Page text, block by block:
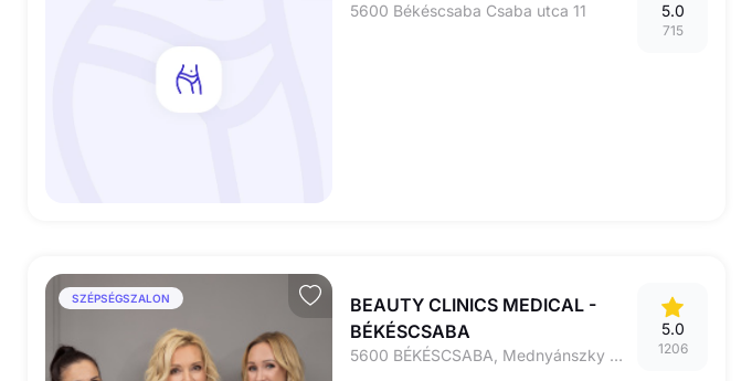
5600 Békéscsaba Csaba utca 11 5.0
715
SZÉPSÉGSZALON
BEAUTY CLINICS MEDICAL -
BÉKÉSCSABA
5600 BÉKÉSCSABA, Mednyánszky utca 12.
5.0
1206